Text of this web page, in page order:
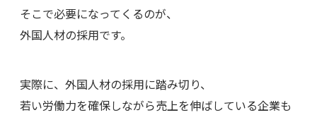
そこで必要になってくるのが、
外国人材の採用です。
実際に、外国人材の採用に踏み切り、
若い労働力を確保しながら売上を伸ばしている企業も